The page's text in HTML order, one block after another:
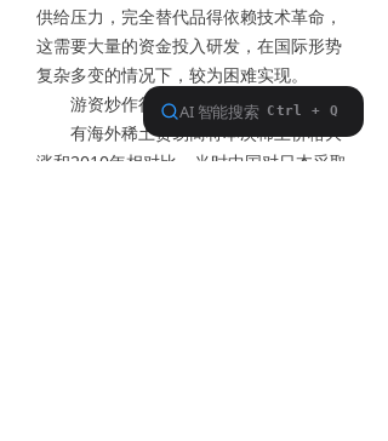
供给压力，完全替代品得依赖技术革命，
这需要大量的资金投入研发，在国际形势
复杂多变的情况下，较为困难实现。
游资炒作行情难再现
有海外稀土贸易商将本次稀土价格大
涨和2010年相对比。当时中国对日本采取